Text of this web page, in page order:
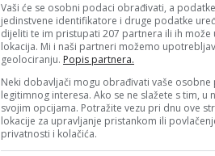
Vaši će se osobni podaci obrađivati, a
jedinstvene identifikatore i druge podatke
dijeliti te im pristupati 207 partnera ili ih
lokacija. Mi i naši partneri možemo
geolociranju. Popis partnera.
Neki dobavljači mogu obrađivati vaše osobne
legitimnog interesa. Ako se ne slažete s tim, u
svojim opcijama. Potražite vezu pri dnu ove
lokacije za upravljanje pristankom ili
privatnosti i kolačića.